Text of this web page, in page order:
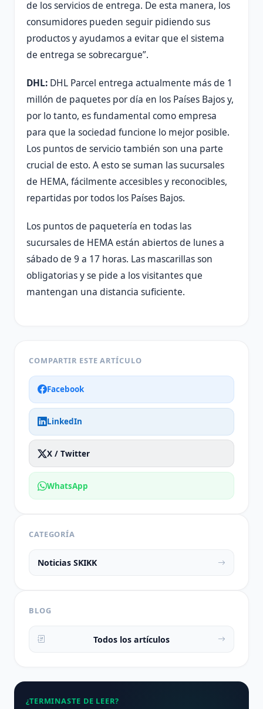
de los servicios de entrega. De esta manera, los
consumidores pueden seguir pidiendo sus
productos y ayudamos a evitar que el sistema
de entrega se sobrecargue”.
DHL: DHL Parcel entrega actualmente más de 1
millón de paquetes por día en los Países Bajos y,
por lo tanto, es fundamental como empresa
para que la sociedad funcione lo mejor posible.
Los puntos de servicio también son una parte
crucial de esto. A esto se suman las sucursales
de HEMA, fácilmente accesibles y reconocibles,
repartidas por todos los Países Bajos.
Los puntos de paquetería en todas las
sucursales de HEMA están abiertos de lunes a
sábado de 9 a 17 horas. Las mascarillas son
obligatorias y se pide a los visitantes que
mantengan una distancia suficiente.
COMPARTIR ESTE ARTÍCULO
Facebook
LinkedIn
X / Twitter
WhatsApp
CATEGORÍA
Noticias SKIKK
BLOG
Todos los artículos
¿TERMINASTE DE LEER?